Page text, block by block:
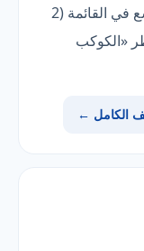
مكتمل — لكن تغطيتها أضيق من الأوسع في القائمة (2
«الكوكب
الكامل ←